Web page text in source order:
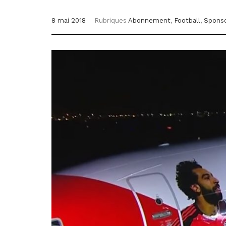
8 mai 2018 Rubriques Abonnement, Football,